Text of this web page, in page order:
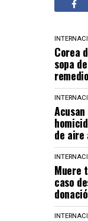
Corea
sopa
de aire
Muere
caso